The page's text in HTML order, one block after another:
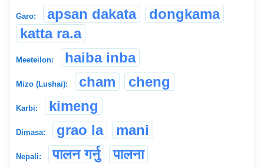
Garo: apsan dakata
dongkama
katta ra.a
Meeteilon: haiba inba
Mizo (Lushai): cham cheng
Karbi: kimeng
Dimasa: grao la mani
Nepali: पालन गर्नु पालना